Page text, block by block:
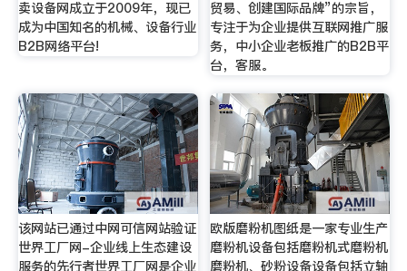
卖设备网成立于2009年，现已
成为中国知名的机械、设备行业
B2B网络平台!
贸易、创建国际品牌”的宗旨，
专注于为企业提供互联网推广服
务，中小企业老板推广的B2B平
台，客服。
该网站已通过中网可信网站验证
世界工厂网-企业线上生态建设
服务的先行者世界工厂网是企业
欧版磨粉机图纸是一家专业生产
磨粉机设备包括磨粉机式磨粉机
磨粉机、砂粉设备设备包括立轴